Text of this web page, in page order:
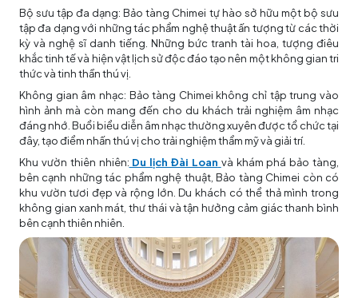
Bộ sưu tập đa dạng: Bảo tàng Chimei tự hào sở hữu một bộ sưu
tập đa dạng với những tác phẩm nghệ thuật ấn tượng từ các thời
kỳ và nghệ sĩ danh tiếng. Những bức tranh tài hoa, tượng điêu
khắc tinh tế và hiện vật lịch sử độc đáo tạo nên một không gian tri
thức và tinh thần thú vị.
Không gian âm nhạc: Bảo tàng Chimei không chỉ tập trung vào
hình ảnh mà còn mang đến cho du khách trải nghiệm âm nhạc
đáng nhớ. Buổi biểu diễn âm nhạc thường xuyên được tổ chức tại
đây, tạo điểm nhấn thú vị cho trải nghiệm thẩm mỹ và giải trí.
Khu vườn thiên nhiên: Du lịch Đài Loan và khám phá bảo tàng,
bên cạnh những tác phẩm nghệ thuật, Bảo tàng Chimei còn có
khu vườn tươi đẹp và rộng lớn. Du khách có thể thả mình trong
không gian xanh mát, thư thái và tận hưởng cảm giác thanh bình
bên cạnh thiên nhiên.